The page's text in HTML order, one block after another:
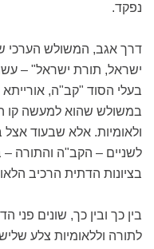
נפקד.
דרך אגב, המשולש הערכי
ישראל, תורת ישראל" –
בעלי הסוד "קב"ה,
במשולש שהוא למעשה קו
ולאומיות. אלא שבעוד
לשניים – הקב"ה והתורה
בציונות הדתית הרכיב
בין כך ובין כך, שונים
לתורה וללאומיות צלע